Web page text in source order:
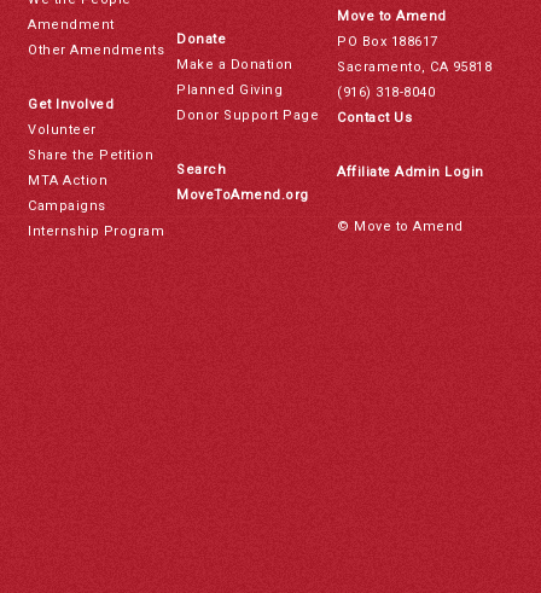
Amendment
Other Amendments
Get Involved
Volunteer
Share the Petition
MTA Action
Campaigns
Internship Program
Donate
Make a Donation
Planned Giving
Donor Support Page
Search
MoveToAmend.org
Move to Amend
PO Box 188617
Sacramento, CA 95818
(916) 318-8040
Contact Us
Affiliate Admin Login
© Move to Amend